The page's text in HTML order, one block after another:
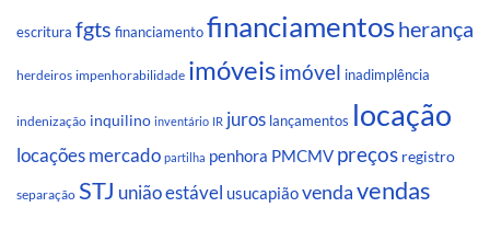
escritura fgts financiamentofinanciamentosherança
herdeiros impenhorabilidade imóveisimóvel inadimplência
indenização inquilino inventário IR juros lançamentos locação
locações mercado partilha penhora PMCMV preços registro
separação STJ união estável usucapiãovendavendas